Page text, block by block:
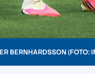
BERNHARDSSON (FOTO: